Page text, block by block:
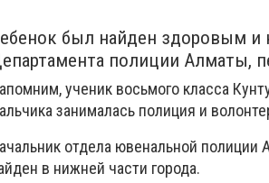
был найден здоровым и
полиции Алматы,
ученик восьмого класса
занималась полиция и
отдела ювенальной
в нижней части города.